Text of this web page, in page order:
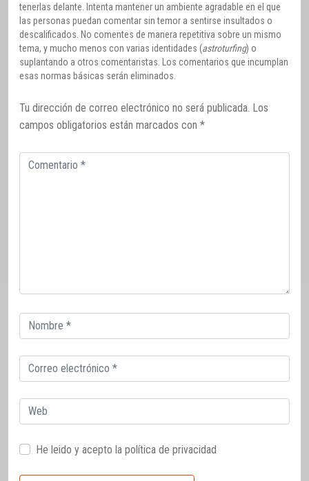
tenerlas delante. Intenta mantener un ambiente agradable en el que
las personas puedan comentar sin temor a sentirse insultados o
descalificados. No comentes de manera repetitiva sobre un mismo
tema, y mucho menos con varias identidades (astroturfing) o
suplantando a otros comentaristas. Los comentarios que incumplan
esas normas básicas serán eliminados.
Tu dirección de correo electrónico no será publicada. Los
campos obligatorios están marcados con *
Comentario
Correo
electrónico
Correo
electrónico
Web
He leido y acepto la política de privacidad